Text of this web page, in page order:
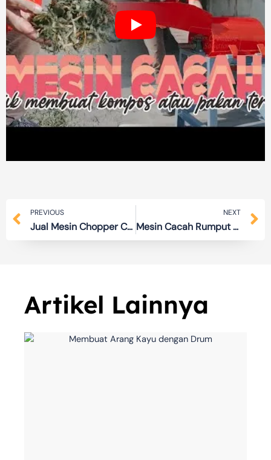
Prev
PREVIOUS
Jual Mesin Chopper Cacah Rumput­ Terbaik
NEXT
Mesin Cacah Rumput Super Cepat dan Efektif
Artikel Lainnya